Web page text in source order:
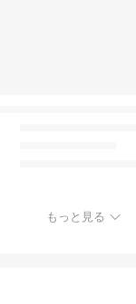
もっと見る